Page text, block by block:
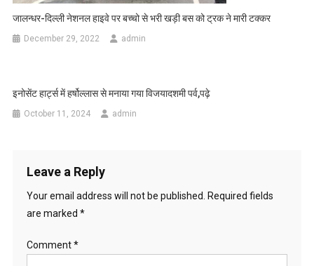
जालन्धर-दिल्ली नेशनल हाइवे पर बच्चो से भरी खड़ी बस को ट्रक ने मारी टक्कर
December 29, 2022 admin
इनोसेंट हार्ट्स में हर्षोल्लास से मनाया गया विजयादशमी पर्व,पढ़े
October 11, 2024 admin
Leave a Reply
Your email address will not be published.
Required fields
are marked *
Comment*